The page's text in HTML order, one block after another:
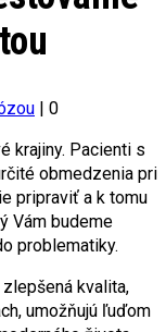
| 0
krajiny. Pacienti s
obmedzenia pri
pripraviť a k tomu
Vám budeme
problematiky.
kvalita,
umožňujú ľuďom